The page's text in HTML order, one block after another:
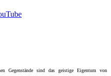
Gegenstände sind das geistige Eigentum von